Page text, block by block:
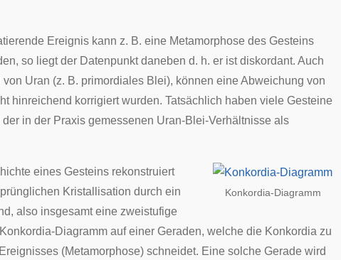
Ereignis kann z. B. eine Metamorphose des Gesteins
so liegt der Datenpunkt daneben d. h. er ist diskordant. Auch
Uran (z. B. primordiales Blei), können eine Abweichung von
hinreichend korrigiert wurden. Tatsächlich haben viele Gesteine
in der Praxis gemessenen Uran-Blei-Verhältnisse als
Konkordia-Diagramm
eines Gesteins rekonstruiert
Kristallisation durch ein
also insgesamt eine zweistufige
Diagramm auf einer Geraden, welche die Konkordia zu
(Metamorphose) schneidet. Eine solche Gerade wird